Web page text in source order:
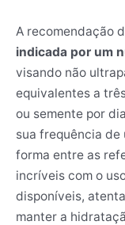
A recomendação
indicada por um
visando não
equivalentes a
ou semente por
sua frequência de
forma entre as
incríveis com o
disponíveis,
manter a